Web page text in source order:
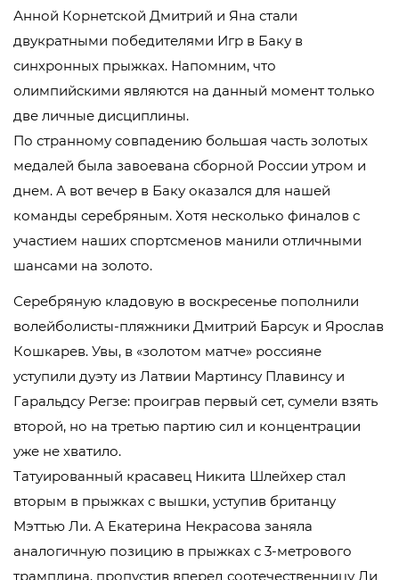
Анной Корнетской Дмитрий и Яна стали
двукратными победителями Игр в Баку в
синхронных прыжках. Напомним, что
олимпийскими являются на данный момент только
две личные дисциплины.
По странному совпадению большая часть золотых
медалей была завоевана сборной России утром и
днем. А вот вечер в Баку оказался для нашей
команды серебряным. Хотя несколько финалов с
участием наших спортсменов манили отличными
шансами на золото.
Серебряную кладовую в воскресенье пополнили
волейболисты-пляжники Дмитрий Барсук и Ярослав
Кошкарев. Увы, в «золотом матче» россияне
уступили дуэту из Латвии Мартинсу Плавинсу и
Гаральдсу Регзе: проиграв первый сет, сумели взять
второй, но на третью партию сил и концентрации
уже не хватило.
Татуированный красавец Никита Шлейхер стал
вторым в прыжках с вышки, уступив британцу
Мэттью Ли. А Екатерина Некрасова заняла
аналогичную позицию в прыжках с 3-метрового
трамплина, пропустив вперед соотечественницу Ли